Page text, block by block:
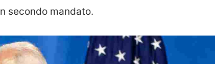
secondo mandato.